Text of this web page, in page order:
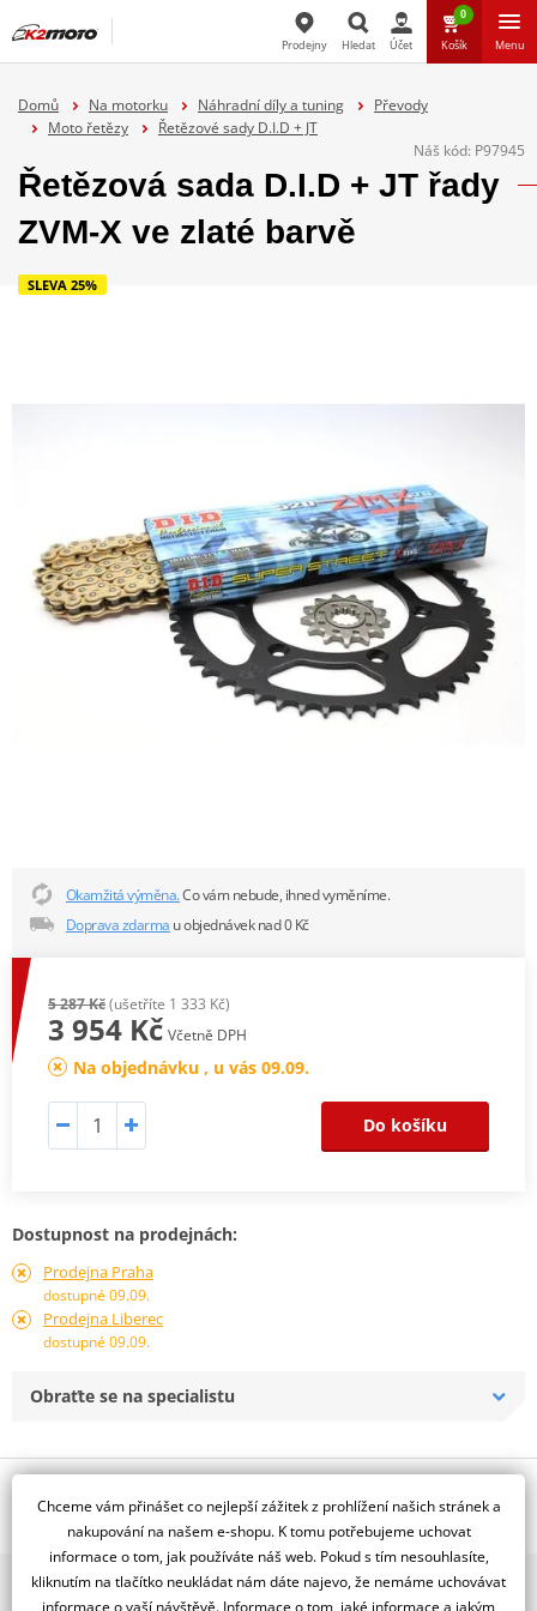
Prodejny Hledat Účet
0
Košík Menu
Domů Na motorku Náhradní díly a tuning
Převody
Moto řetězy
Řetězové sady D.I.D + JT
Náš kód: P97945
Řetězová sada D.I.D + JT řady
ZVM-X ve zlaté barvě
SLEVA 25%
Okamžitá výměna.Co vám nebude, ihned vyměníme.
Doprava zdarma u objednávek nad 0 Kč
5 287 Kč(ušetříte 1 333 Kč)
3 954 Kč Včetně DPH
Na objednávku , u vás 09.09.
Do košíku
Dostupnost na prodejnách:
Prodejna Praha
dostupné 09.09.
Prodejna Liberec
dostupné 09.09.
Obraťte se na specialistu
Jsme autorizovaný
dealer značky D.I.D + JT
Řetězová sada - Řetěz D.I.D, řady ZVM-X ve zlaté barvě, těsněný X-
2x multibrand showroom
Chceme vám přinášet co nejlepší zážitek z prohlížení našich stránek a
nakupování na našem e-shopu. K tomu potřebujeme uchovat
informace o tom, jak používáte náš web. Pokud s tím nesouhlasíte,
kliknutím na tlačítko neukládat nám dáte najevo, že nemáme uchovávat
informace o vaší návštěvě. Informace o tom, jaké informace a jakým